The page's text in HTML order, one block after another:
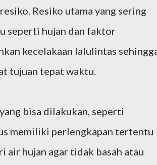
Resiko utama yang sering
seperti hujan dan faktor
kecelakaan lalulintas
tujuan tepat waktu.
bisa dilakukan, seperti
memiliki perlengkapan tertentu
air hujan agar tidak basah atau